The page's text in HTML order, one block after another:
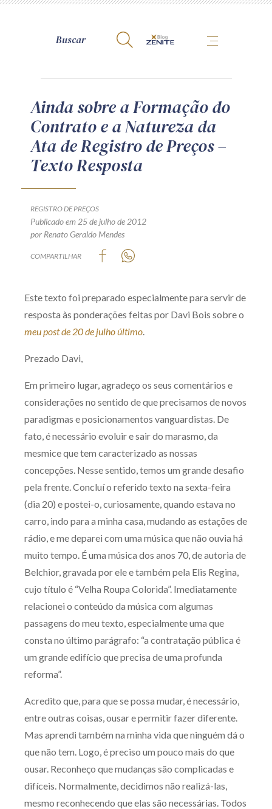
A Zênite
Como publicar conosco
Site da Zênite
Contato
Guia de Direitos dos Titulares de Dados
Encarregado (contato)
Zênite Fácil IA
Zênite Play
Capacitação
Zênite Online
Eventos presenciais
Zênite in Company
Diferenciais
Receba por RSS
Av. Sete de Setembro, 4698
Batel Curitiba/PR CEP80240-000
Telefone (41) 2109-8666
Ainda sobre a Formação do
Contrato e a Natureza da
Ata de Registro de Preços –
Texto Resposta
REGISTRO DE PREÇOS
Publicado em 25 de julho de 2012
por Renato Geraldo Mendes
COMPARTILHAR
Este texto foi preparado especialmente para servir de
resposta às ponderações feitas por Davi Bois sobre o
meu post de 20 de julho último.
Prezado Davi,
Em primeiro lugar, agradeço os seus comentários e
considerações no sentido de que precisamos de novos
paradigmas e posicionamentos vanguardistas. De
fato, é necessário evoluir e sair do marasmo, da
mesmice que tem caracterizado as nossas
concepções. Nesse sentido, temos um grande desafio
pela frente. Concluí o referido texto na sexta-feira
(dia 20) e postei-o, curiosamente, quando estava no
carro, indo para a minha casa, mudando as estações de
rádio, e me deparei com uma música que não ouvia há
muito tempo. É uma música dos anos 70, de autoria de
Belchior, gravada por ele e também pela Elis Regina,
cujo título é “Velha Roupa Colorida”. Imediatamente
relacionei o conteúdo da música com algumas
passagens do meu texto, especialmente uma que
consta no último parágrafo: “a contratação pública é
um grande edifício que precisa de uma profunda
reforma”.
Acredito que, para que se possa mudar, é necessário,
entre outras coisas, ousar e permitir fazer diferente.
Mas aprendi também na minha vida que ninguém dá o
que não tem. Logo, é preciso um pouco mais do que
ousar. Reconheço que mudanças são complicadas e
difíceis. Normalmente, decidimos não realizá-las,
mesmo reconhecendo que elas são necessárias. Todos